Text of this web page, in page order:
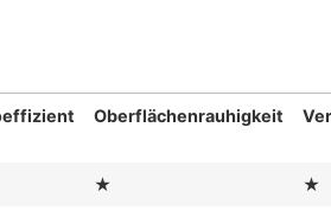
Oberflächenrauhigkeit
★ ★